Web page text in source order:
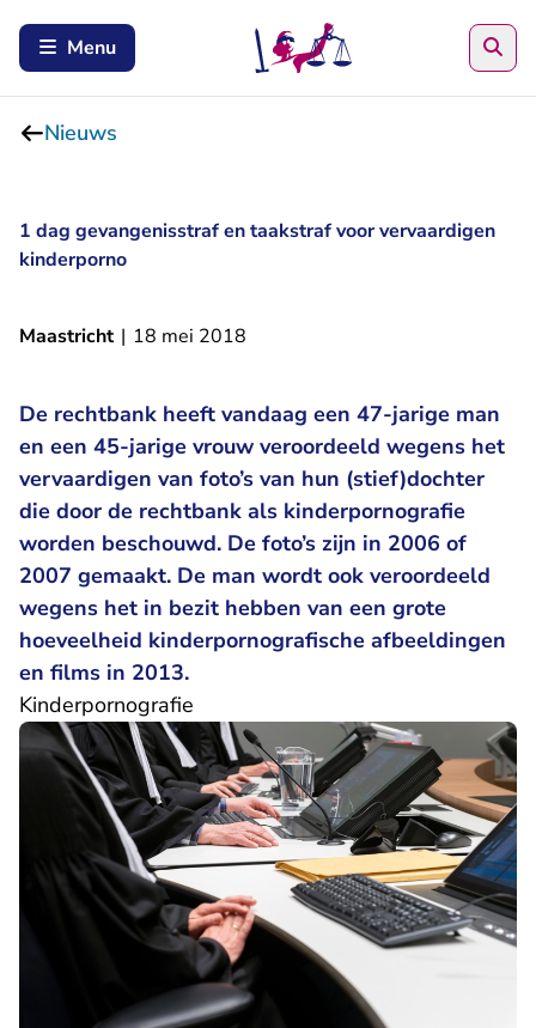
Menu
Nieuws
1 dag gevangenisstraf en taakstraf voor vervaardigen
kinderporno
Maastricht | 18 mei 2018
De rechtbank heeft vandaag een 47-jarige man
en een 45-jarige vrouw veroordeeld wegens het
vervaardigen van foto’s van hun (stief)dochter
die door de rechtbank als kinderpornografie
worden beschouwd. De foto’s zijn in 2006 of
2007 gemaakt. De man wordt ook veroordeeld
wegens het in bezit hebben van een grote
hoeveelheid kinderpornografische afbeeldingen
en films in 2013.
Kinderpornografie